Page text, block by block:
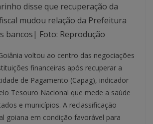
disse que recuperação da
mudou relação da Prefeitura
bancos| Foto: Reprodução
voltou ao centro das negociações
financeiras após recuperar a
de Pagamento (Capag), indicador
Tesouro Nacional que mede a saúde
e municípios. A reclassificação
goiana em condição favorável para